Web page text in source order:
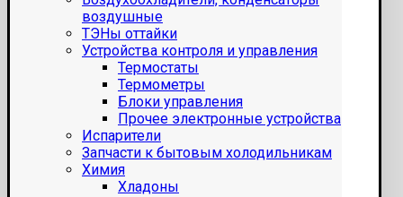
воздушные
ТЭНы оттайки
Устройства контроля и управления
Термостаты
Термометры
Блоки управления
Прочее электронные устройства
Испарители
Запчасти к бытовым холодильникам
Химия
Хладоны